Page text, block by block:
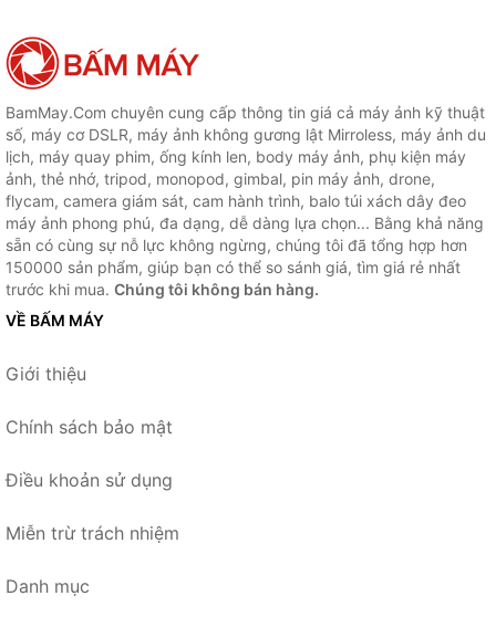
BamMay.Com chuyên cung cấp thông tin giá cả máy ảnh kỹ thuật
số, máy cơ DSLR, máy ảnh không gương lật Mirroless, máy ảnh du
lịch, máy quay phim, ống kính len, body máy ảnh, phụ kiện máy
ảnh, thẻ nhớ, tripod, monopod, gimbal, pin máy ảnh, drone,
flycam, camera giám sát, cam hành trình, balo túi xách dây đeo
máy ảnh phong phú, đa dạng, dễ dàng lựa chọn... Bằng khả năng
sẵn có cùng sự nỗ lực không ngừng, chúng tôi đã tổng hợp hơn
150000 sản phẩm, giúp bạn có thể so sánh giá, tìm giá rẻ nhất
trước khi mua. Chúng tôi không bán hàng.
VỀ BẤM MÁY
Giới thiệu
Chính sách bảo mật
Điều khoản sử dụng
Miễn trừ trách nhiệm
Danh mục